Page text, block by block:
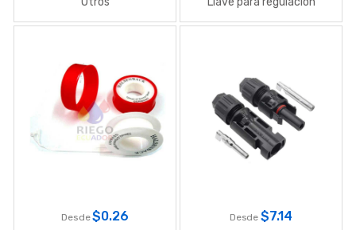
Desde$0.26 Desde $7.14